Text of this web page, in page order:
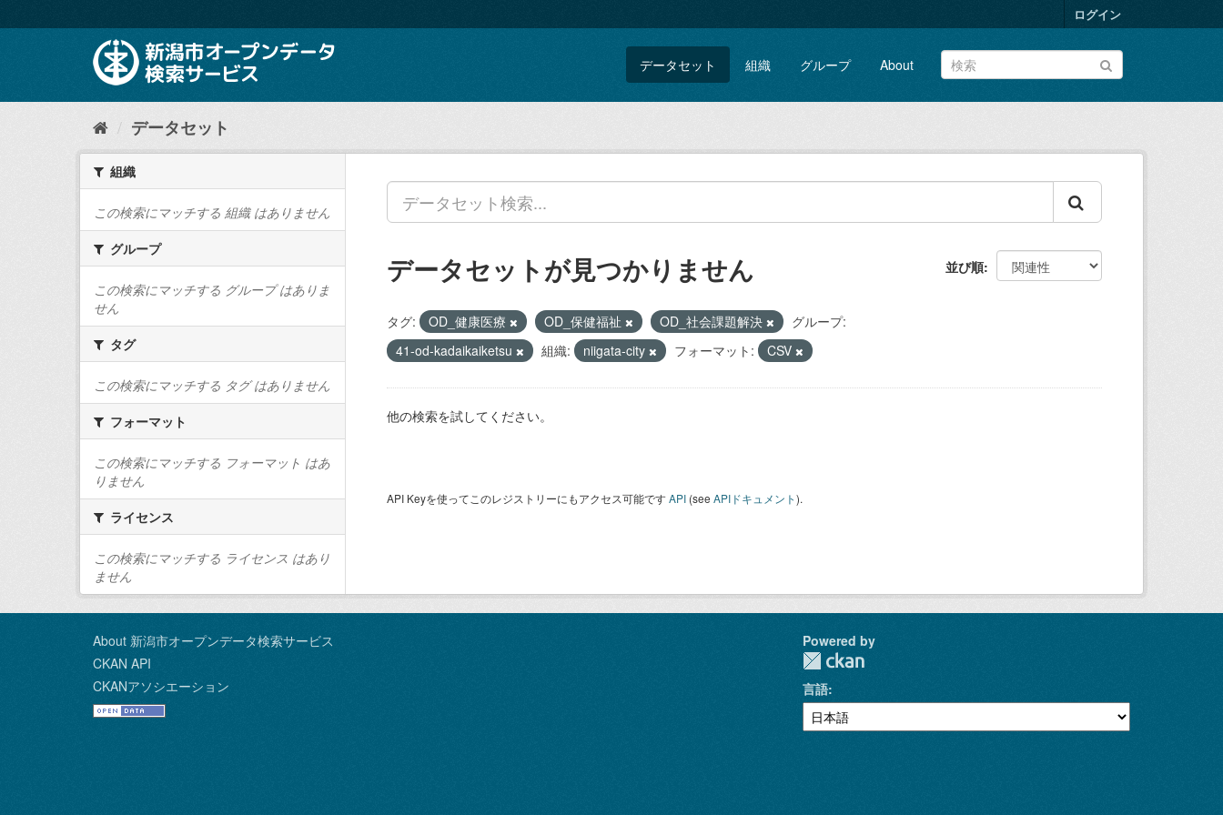
キ
て
ログイン
データセット 組織 グループ About
データセット
組織
この検索にマッチする 組織 はありません
グループ
この検索にマッチする グループ はありま
せん
タグ
この検索にマッチする タグ はありません
フォーマット
この検索にマッチする フォーマット はあ
りません
ライセンス
この検索にマッチする ライセンス はあり
ません
並び順
データセットが見つかりません
タグ: OD_健康医療 OD_保健福祉 OD_社会課題解決
グループ:
41-od-kadaikaiketsu
組織: niigata-city フォーマット: CSV
他の検索を試してください。
API Keyを使ってこのレジストリーにもアクセス可能ですAPI (see APIドキュメント).
About 新潟市オープンデータ検索サービス
CKAN API
CKANアソシエーション
Powered by
言語